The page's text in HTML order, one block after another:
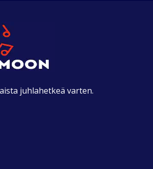
juhlahetkeä varten.